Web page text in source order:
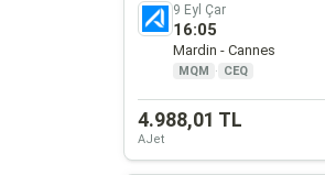
9 Eyl Çar
16:05
Mardin - Cannes
MQM · CEQ
4.988,01 TL
AJet